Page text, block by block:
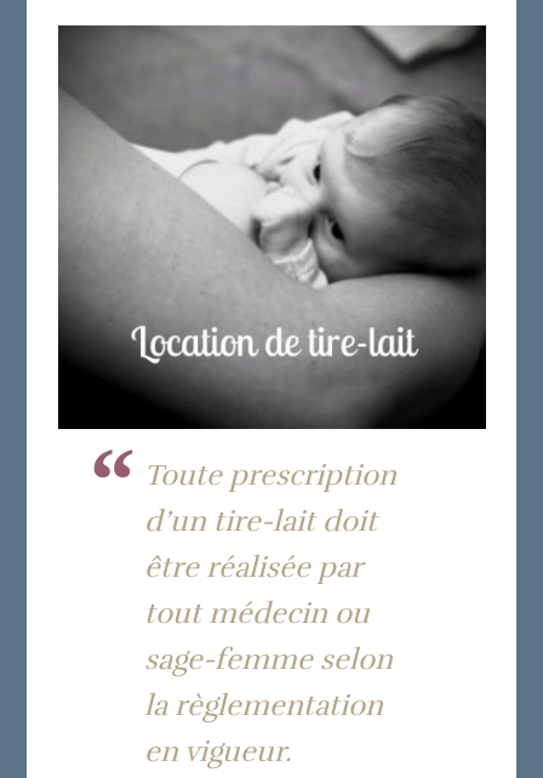
Toute prescription
d’un tire-lait doit
être réalisée par
tout médecin ou
sage-femme selon
la règlementation
en vigueur.